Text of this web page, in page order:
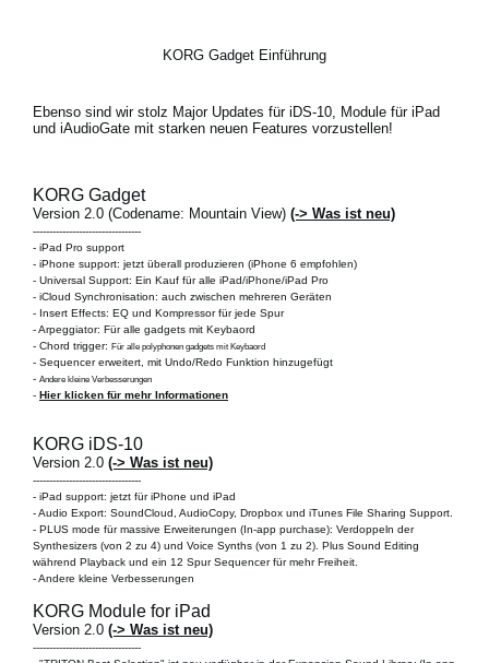
KORG Gadget Einführung
Ebenso sind wir stolz Major Updates für iDS-10, Module für iPad
und iAudioGate mit starken neuen Features vorzustellen!
KORG Gadget
Version 2.0 (Codename: Mountain View) (-> Was ist neu)
---------------------------------
- iPad Pro support
- iPhone support: jetzt überall produzieren (iPhone 6 empfohlen)
- Universal Support: Ein Kauf für alle iPad/iPhone/iPad Pro
- iCloud Synchronisation: auch zwischen mehreren Geräten
- Insert Effects: EQ und Kompressor für jede Spur
- Arpeggiator: Für alle gadgets mit Keybaord
- Chord trigger: Für alle polyphonen gadgets mit Keybaord
- Sequencer erweitert, mit Undo/Redo Funktion hinzugefügt
- Andere kleine Verbesserungen
- Hier klicken für mehr Informationen
KORG iDS-10
Version 2.0 (-> Was ist neu)
---------------------------------
- iPad support: jetzt für iPhone und iPad
- Audio Export: SoundCloud, AudioCopy, Dropbox und iTunes File Sharing Support.
- PLUS mode für massive Erweiterungen (In-app purchase): Verdoppeln der
Synthesizers (von 2 zu 4) und Voice Synths (von 1 zu 2). Plus Sound Editing
während Playback und ein 12 Spur Sequencer für mehr Freiheit.
-Andere kleine Verbesserungen
KORG Module for iPad
Version 2.0 (-> Was ist neu)
---------------------------------